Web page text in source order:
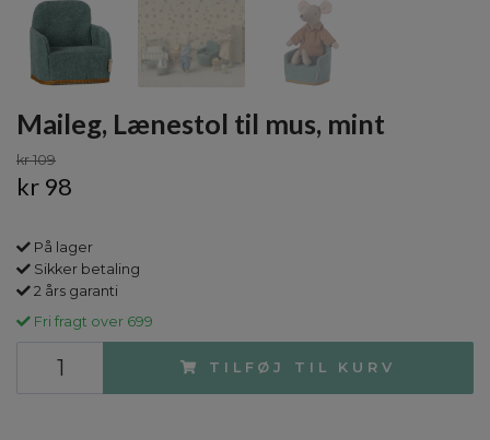
Maileg, Lænestol til mus, mint
kr 109
kr 98
På lager
Sikker betaling
2 års garanti
Fri fragt over 699
TILFØJ TIL KURV